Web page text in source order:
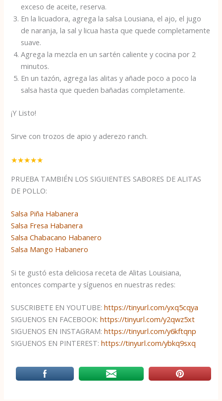
exceso de aceite, reserva.
En la licuadora, agrega la salsa Lousiana, el ajo, el jugo
de naranja, la sal y licua hasta que quede completamente
suave.
Agrega la mezcla en un sartén caliente y cocina por 2
minutos.
En un tazón, agrega las alitas y añade poco a poco la
salsa hasta que queden bañadas completamente.
¡Y Listo!
Sirve con trozos de apio y aderezo ranch.
★★★★★
PRUEBA TAMBIÉN LOS SIGUIENTES SABORES DE ALITAS
DE POLLO:
Salsa Piña Habanera
Salsa Fresa Habanera
Salsa Chabacano Habanero
Salsa Mango Habanero
Si te gustó esta deliciosa receta de Alitas Louisiana,
entonces comparte y síguenos en nuestras redes:
SUSCRIBETE EN YOUTUBE:https://tinyurl.com/yxq5cqya
SIGUENOS EN FACEBOOK:https://tinyurl.com/y2qwz5xt
SIGUENOS EN INSTAGRAM:https://tinyurl.com/y6kftqnp
SIGUENOS EN PINTEREST:https://tinyurl.com/ybkq9sxq